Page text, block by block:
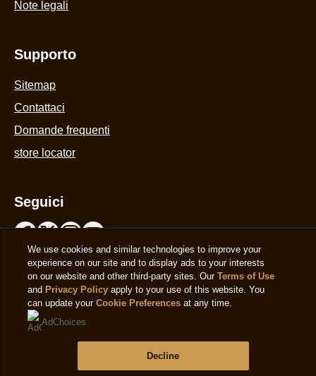
Legal
Privacy notice
Cookie Settings
Cookie Notice
Note legali
Supporto
Sitemap
Contattaci
Domande frequenti